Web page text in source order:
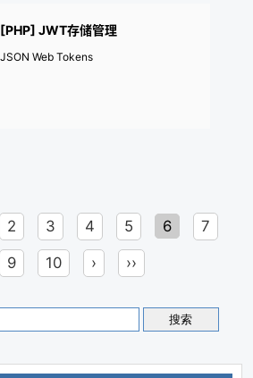
[PHP] JWT存储管理
JSON Web Tokens
2 3 4 5 6 7
9 10 › ››